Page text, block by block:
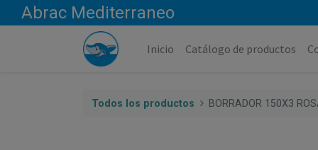
Abrac Mediterraneo
Inicio Catálogo de productos
Todos los productos BORRADOR 150X3